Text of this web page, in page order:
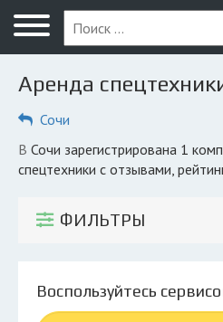
Меню
Главная
Вопрос юристу
Экоблог
Личный кабинет
Аренда
Сочи
в Сочи зарегистрирована 1 компания по аренде
спецтехники с отзывами,
ФИЛЬТРЫ
Воспользуйтесь